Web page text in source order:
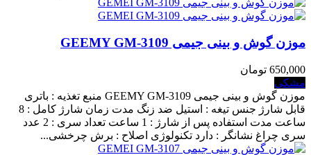
موزن گوش و بینی جیمی GEEMY GM-3109
650,000 تومان
مشکی
موزن گوش و بینی جیمی GEEMY GM-3109 منبع تغذیه : باتری
قابل شارژ جنس تیغه : استیل ضد زنگ مدت زمان شارژ کامل : 8
ساعت مدت استفاده پس از شارژ : 1 ساعت تعداد سری : 2 عدد
سری چراغ نشانگر : دارد تکنولوژی اصلاح : برش چرخشی...